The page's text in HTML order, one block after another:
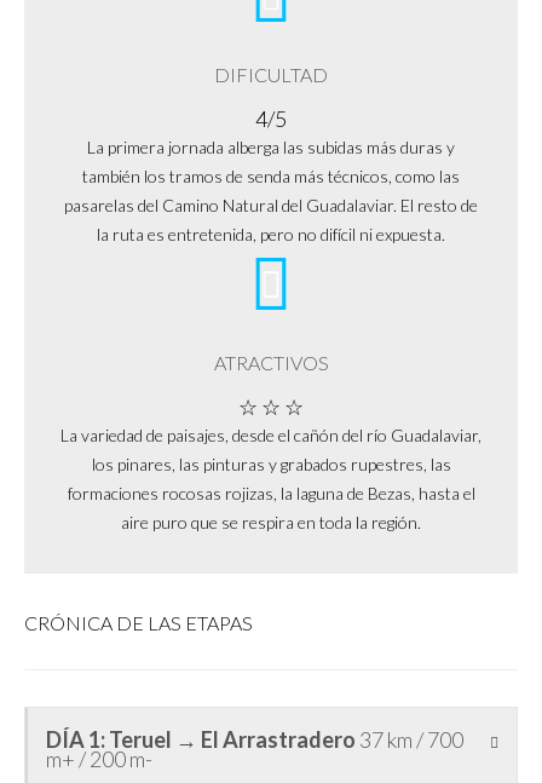
DIFICULTAD
4/5
La primera jornada alberga las subidas más duras y
también los tramos de senda más técnicos, como las
pasarelas del Camino Natural del Guadalaviar. El resto de
la ruta es entretenida, pero no difícil ni expuesta.
ATRACTIVOS
☆ ☆ ☆
La variedad de paisajes, desde el cañón del río Guadalaviar,
los pinares, las pinturas y grabados rupestres, las
formaciones rocosas rojizas, la laguna de Bezas, hasta el
aire puro que se respira en toda la región.
CRÓNICA DE LAS ETAPAS
DÍA 1: Teruel → El Arrastradero 37 km / 700
m+ / 200 m-